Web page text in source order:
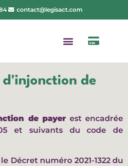
contact@legisact.com
de
de payer est encadrée
et suivants du code de
Décret numéro 2021-1322 du